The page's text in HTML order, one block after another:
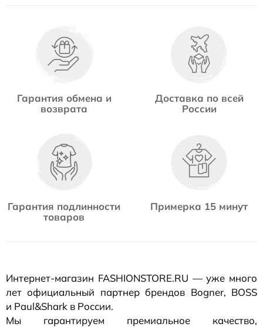
Гарантия обмена и
возврата
Доставка по всей
России
Гарантия подлинности
товаров
Примерка 15 минут
Интернет-магазин FASHIONSTORE.RU — уже много
лет официальный партнер брендов Bogner, BOSS
и Paul&Shark в России.
Мы гарантируем премиальное качество,